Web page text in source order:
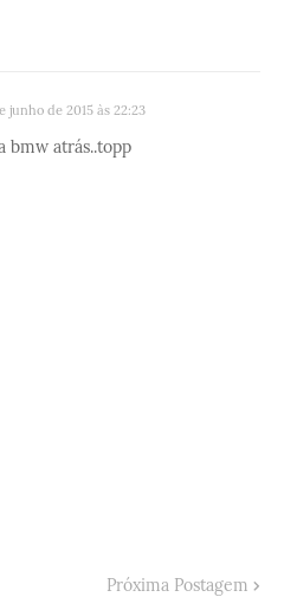
junho de 2015 às 22:23
bmw atrás..topp
Próxima Postagem